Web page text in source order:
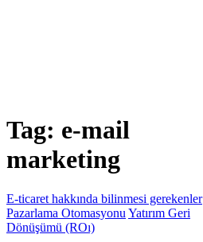
Tag: e-mail
marketing
E-ticaret hakkında bilinmesi gerekenler
Pazarlama Otomasyonu Yatırım Geri
Dönüşümü (ROı)